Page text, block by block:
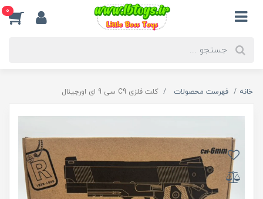
0
خانه فهرست محصولات کلت فلزی C9 سی 9 ای اورجینال